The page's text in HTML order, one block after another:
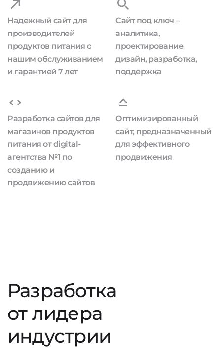
Надежный сайт для
производителей
продуктов питания с
нашим обслуживанием
и гарантией 7 лет
Сайт под ключ –
аналитика,
проектирование,
дизайн, разработка,
поддержка
Разработка сайтов для
магазинов продуктов
питания от digital-
агентства №1 по
созданию и
продвижению сайтов
Оптимизированный
сайт, предназначенный
для эффективного
продвижения
Разработка
от лидера
индустрии